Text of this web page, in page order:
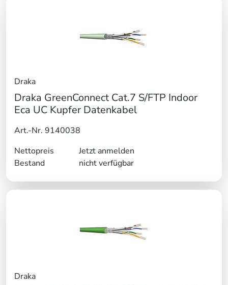
Draka
Draka GreenConnect Cat.7 S/FTP Indoor
Eca UC Kupfer Datenkabel
Art.-Nr. 9140038
Nettopreis
Jetzt anmelden
Bestand
nicht verfügbar
Draka